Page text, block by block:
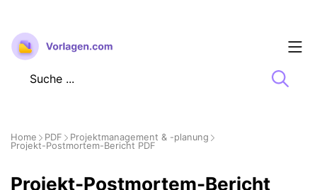
Zum
Inhalt
springen
Home PDF
Projektmanagement & -planung
Projekt-Postmortem-Bericht PDF
Projekt-Postmortem-Bericht